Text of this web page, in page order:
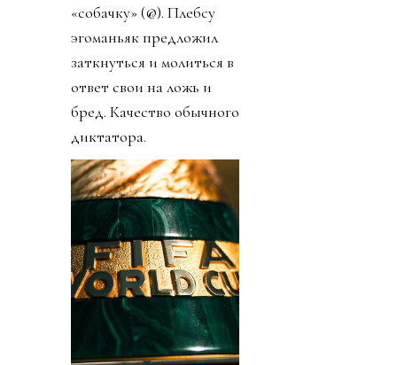
«собачку» (@). Плебсу
эгоманьяк предложил
заткнуться и молиться в
ответ свои на ложь и
бред. Качество обычного
диктатора.